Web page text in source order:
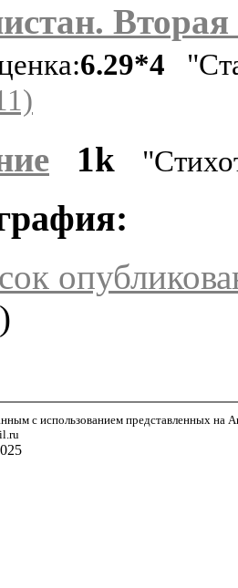
6.29*4
1k
)
с использованием представленных на